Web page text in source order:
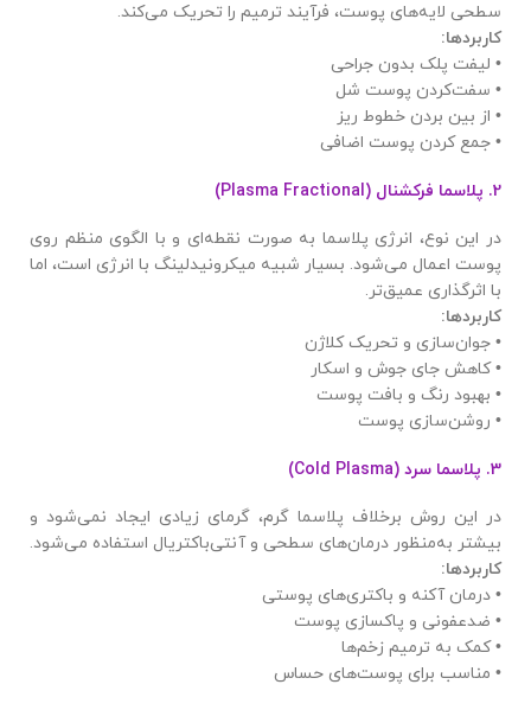
سطحی لایه‌های پوست، فرآیند ترمیم را تحریک می‌کند.
کاربردها:
• لیفت پلک بدون جراحی
• سفت‌کردن پوست شل
• از بین بردن خطوط ریز
• جمع کردن پوست اضافی
2. پلاسما فرکشنال (Plasma Fractional)
در این نوع، انرژی پلاسما به صورت نقطه‌ای و با الگوی منظم روی
پوست اعمال می‌شود. بسیار شبیه میکرونیدلینگ با انرژی است، اما
با اثرگذاری عمیق‌تر.
کاربردها:
• جوان‌سازی و تحریک کلاژن
• کاهش جای جوش و اسکار
• بهبود رنگ و بافت پوست
• روشن‌سازی پوست
3. پلاسما سرد (Cold Plasma)
در این روش برخلاف پلاسما گرم، گرمای زیادی ایجاد نمی‌شود و
بیشتر به‌منظور درمان‌های سطحی و آنتی‌باکتریال استفاده می‌شود.
کاربردها:
• درمان آکنه و باکتری‌های پوستی
• ضدعفونی و پاکسازی پوست
• کمک به ترمیم زخم‌ها
• مناسب برای پوست‌های حساس